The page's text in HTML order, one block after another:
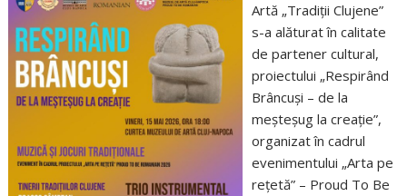
Artă „Tradiții Clujene”
s-a alăturat în calitate
de partener cultural,
proiectului „Respirând
Brâncuși – de la
meșteșug la creație”,
organizat în cadrul
evenimentului „Arta pe
rețetă” – Proud To Be